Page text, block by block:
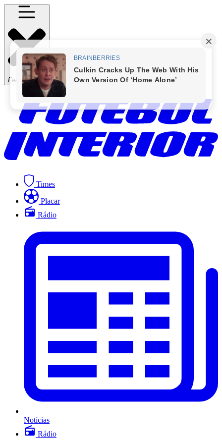
Fechar Menu
Times
Placar
Rádio
Notícias
Rádio